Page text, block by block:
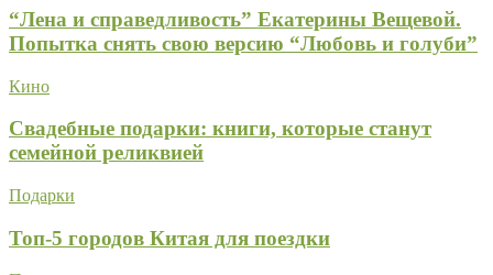
“Лена и справедливость” Екатерины Вещевой.
Попытка снять свою версию “Любовь и голуби”
Кино
Свадебные подарки: книги, которые станут
семейной реликвией
Подарки
Топ-5 городов Китая для поездки